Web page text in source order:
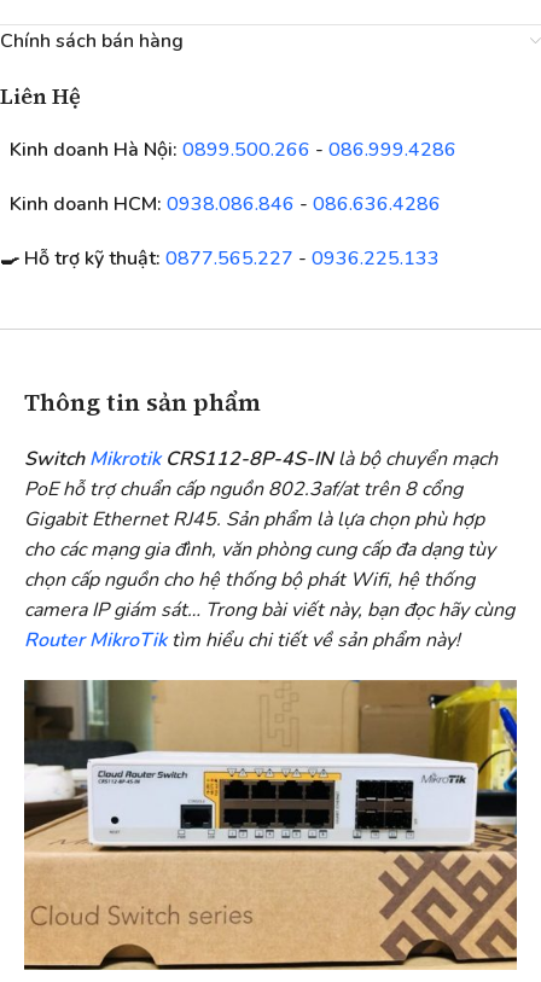
Chính sách bán hàng
Liên Hệ
Kinh doanh Hà Nội: 0899.500.266 - 086.999.4286
Kinh doanh HCM: 0938.086.846 - 086.636.4286
🍳 Hỗ trợ kỹ thuật: 0877.565.227 - 0936.225.133
Thông tin sản phẩm
SwitchMikrotikCRS112-8P-4S-INlà bộ chuyển mạch
PoE hỗ trợ chuẩn cấp nguồn 802.3af/at trên 8 cổng
Gigabit Ethernet RJ45. Sản phẩm là lựa chọn phù hợp
cho các mạng gia đình, văn phòng cung cấp đa dạng tùy
chọn cấp nguồn cho hệ thống bộ phát Wifi, hệ thống
camera IP giám sát… Trong bài viết này, bạn đọc hãy cùng
Router MikroTiktìm hiểu chi tiết về sản phẩm này!